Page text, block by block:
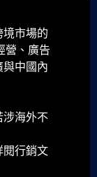
境市場的
營、廣告
與中國內
涉海外不
閱行銷文